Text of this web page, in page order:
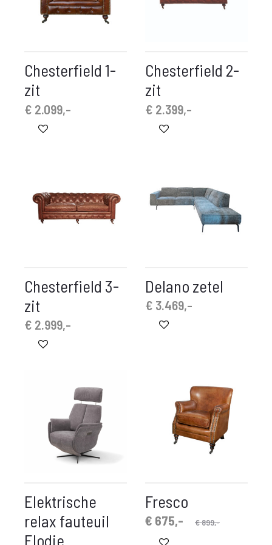
Chesterfield 1-
zit
€ 2.099,-
Chesterfield 2-
zit
€ 2.399,-
Chesterfield 3-
zit
€ 2.999,-
Delano zetel
€ 3.469,-
Elektrische
relax fauteuil
Elodie
Fresco
€899,-
Oorspronkelijke
prijs
€ 675,-
Huidige